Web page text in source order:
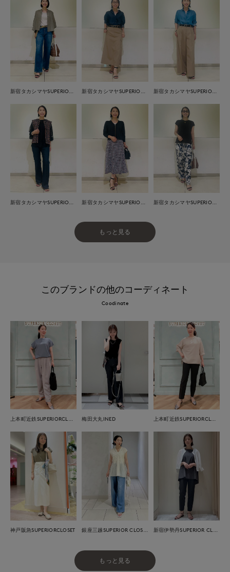
もっと見る
このブランドの他のコーディネート
Coodinate
梅田大丸INED
神戸阪急SUPERIORCLOSET
もっと見る